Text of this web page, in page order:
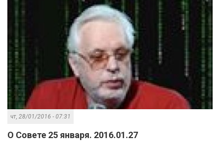
чт, 28/01/2016 - 07:31
О Совете 25 января. 2016.01.27